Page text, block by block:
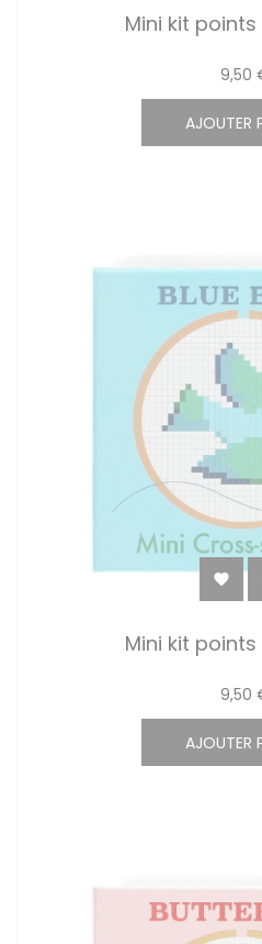
Mini kit points
9,50
AJOUTER

Mini kit points
9,50
AJOUTER